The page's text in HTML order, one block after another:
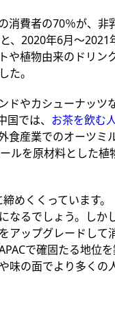
消費者の70％が、非
、2020年6月～
や植物由来のドリ
た。
ドやカシューナッ
では、 お茶を飲む
食産業でのオーツミ
ルを原材料とした
めくくっています
なるでしょう。し
アップグレードして
で確固たる地位
味の面でより多く